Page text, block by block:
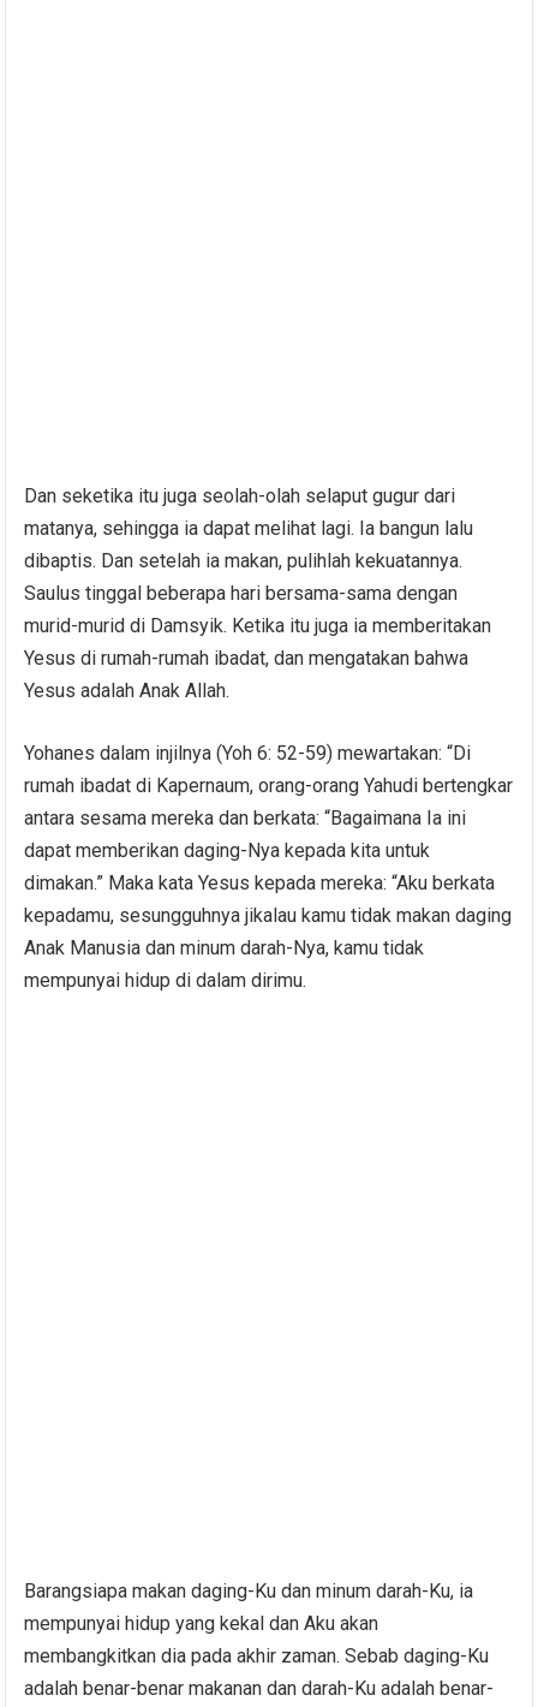
Dan seketika itu juga seolah-olah selaput gugur dari
matanya, sehingga ia dapat melihat lagi. Ia bangun lalu
dibaptis. Dan setelah ia makan, pulihlah kekuatannya.
Saulus tinggal beberapa hari bersama-sama dengan
murid-murid di Damsyik. Ketika itu juga ia memberitakan
Yesus di rumah-rumah ibadat, dan mengatakan bahwa
Yesus adalah Anak Allah.
Yohanes dalam injilnya (Yoh 6: 52-59) mewartakan: “Di
rumah ibadat di Kapernaum, orang-orang Yahudi bertengkar
antara sesama mereka dan berkata: “Bagaimana Ia ini
dapat memberikan daging-Nya kepada kita untuk
dimakan.” Maka kata Yesus kepada mereka: “Aku berkata
kepadamu, sesungguhnya jikalau kamu tidak makan daging
Anak Manusia dan minum darah-Nya, kamu tidak
mempunyai hidup di dalam dirimu.
Barangsiapa makan daging-Ku dan minum darah-Ku, ia
mempunyai hidup yang kekal dan Aku akan
membangkitkan dia pada akhir zaman. Sebab daging-Ku
adalah benar-benar makanan dan darah-Ku adalah benar-